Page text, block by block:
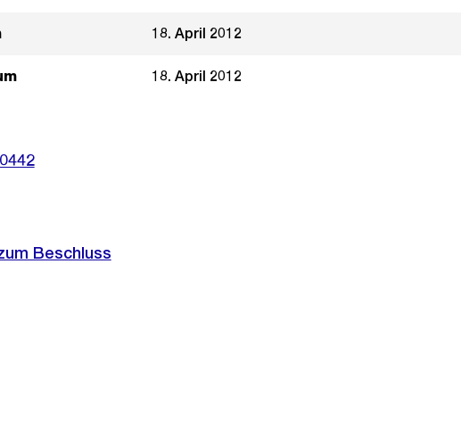
18. April 2012
18. April 2012
Beschluss